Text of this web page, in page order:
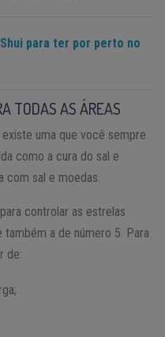
para ter por perto no
TODAS AS ÁREAS
uma que você sempre
como a cura do sal e
com sal e moedas.
controlar as estrelas
a de número 5. Para
de: